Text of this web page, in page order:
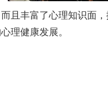
且丰富了心理知识面
理健康发展。